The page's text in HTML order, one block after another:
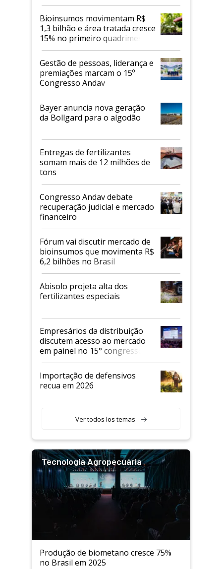
Bioinsumos movimentam R$
1,3 bilhão e área tratada cresce
15% no primeiro quadrimestre
de 2026
Gestão de pessoas, liderança e
premiações marcam o 15º
Congresso Andav
Bayer anuncia nova geração
da Bollgard para o algodão
Entregas de fertilizantes
somam mais de 12 milhões de
tons
Congresso Andav debate
recuperação judicial e mercado
financeiro
Fórum vai discutir mercado de
bioinsumos que movimenta R$
6,2 bilhões no Brasil
Abisolo projeta alta dos
fertilizantes especiais
Empresários da distribuição
discutem acesso ao mercado
em painel no 15° congresso
Andav
Importação de defensivos
recua em 2026
Ver todos los temas
Tecnologia Agropecuária
Produção de biometano cresce 75%
no Brasil em 2025